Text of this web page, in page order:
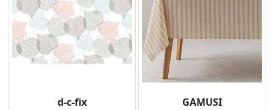
d-c-fix
GAMUSI